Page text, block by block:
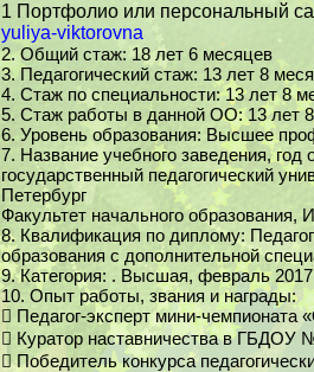
1 Портфолио или персональный
yuliya-viktorovna
2. Общий стаж: 18 лет 6 месяцев
3. Педагогический стаж: 13 лет 8
4. Стаж по специальности: 13 лет 8
5. Стаж работы в данной ОО: 13 лет
6. Уровень образования: Высшее
7. Название учебного заведения, год
государственный педагогический
Петербург
Факультет начального образования,
8. Квалификация по диплому:
образования с дополнительной
9. Категория: . Высшая, февраль
10. Опыт работы, звания и награды:
 Педагог-эксперт мини-чемпионата
 Куратор наставничества в ГБДОУ
Победитель конкурса